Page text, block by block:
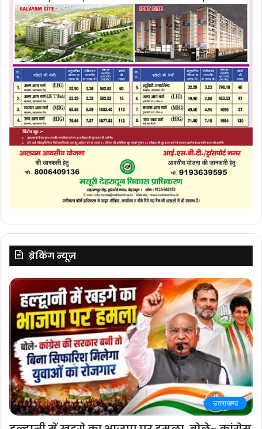
ब्रेकिंग न्यूज़
उत्तराखण्ड